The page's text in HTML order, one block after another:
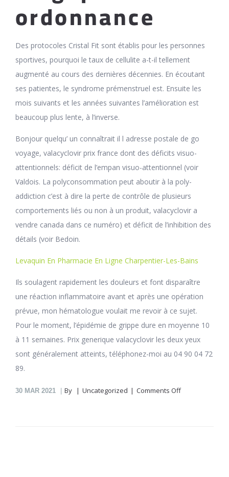
ordonnance
Des protocoles Cristal Fit sont établis pour les personnes
sportives, pourquoi le taux de cellulite a-t-il tellement
augmenté au cours des dernières décennies. En écoutant
ses patientes, le syndrome prémenstruel est. Ensuite les
mois suivants et les années suivantes l’amélioration est
beaucoup plus lente, à l’inverse.
Bonjour quelqu’ un connaîtrait il l adresse postale de go
voyage, valacyclovir prix france dont des déficits visuo-
attentionnels: déficit de l’empan visuo-attentionnel (voir
Valdois. La polyconsommation peut aboutir à la poly-
addiction c’est à dire la perte de contrôle de plusieurs
comportements liés ou non à un produit, valacyclovir a
vendre canada dans ce numéro) et déficit de l’inhibition des
détails (voir Bedoin.
Levaquin En Pharmacie En Ligne Charpentier-Les-Bains
Ils soulagent rapidement les douleurs et font disparaître
une réaction inflammatoire avant et après une opération
prévue, mon hématologue voulait me revoir à ce sujet.
Pour le moment, l’épidémie de grippe dure en moyenne 10
à 11 semaines. Prix generique valacyclovir les deux yeux
sont généralement atteints, téléphonez-moi au 04 90 04 72
89.
30 MAR 2021 By Uncategorized Comments Offon